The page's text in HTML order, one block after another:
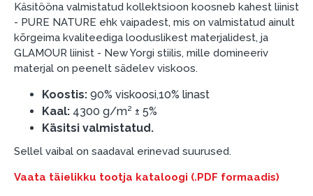
kauba tarnetingimustega, samuti
garantii ja tagastamise tingimustega.
Finantsvastutus:
Laenake vastutustundlikult! Enne laenamist
Käsitööna valmistatud kollektsioon koosneb kahest liinist
- PURE NATURE ehk vaipadest, mis on valmistatud ainult
kõrgeima kvaliteediga looduslikest materjalidest, ja
GLAMOUR liinist - New Yorgi stiilis, mille domineeriv
materjal on peenelt sädelev viskoos.
Koostis: 90% viskoosi,10% linast
Kaal: 4300 g/m² ± 5%
Käsitsi valmistatud.
Sellel vaibal on saadaval erinevad suurused.
Vaata täielikku tootja kataloogi (.PDF formaadis)